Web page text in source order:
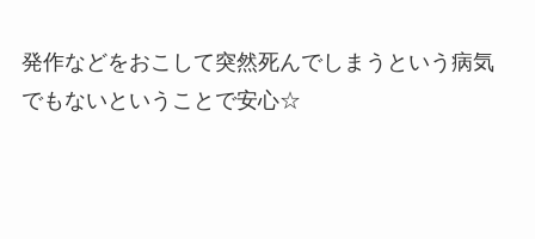
発作などをおこして突然死んでしまうという病気
でもないということで安心☆